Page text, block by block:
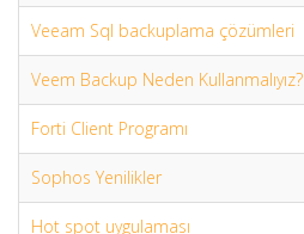
Veeam Sql backuplama çözümleri
Veem Backup Neden Kullanmalıyız?
Forti Client Programı
Sophos Yenilikler
Hot spot uygulaması